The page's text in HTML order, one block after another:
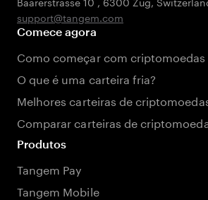
support@tangem.com
Comece agora
Como começar com criptomoedas
O que é uma carteira fria?
Melhores carteiras de
Comparar carteiras de
Produtos
Tangem Pay
Tangem Mobile